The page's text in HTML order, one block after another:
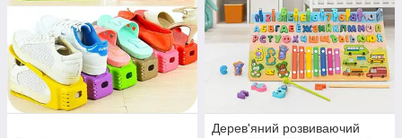
Дерев'яний розвиваючий